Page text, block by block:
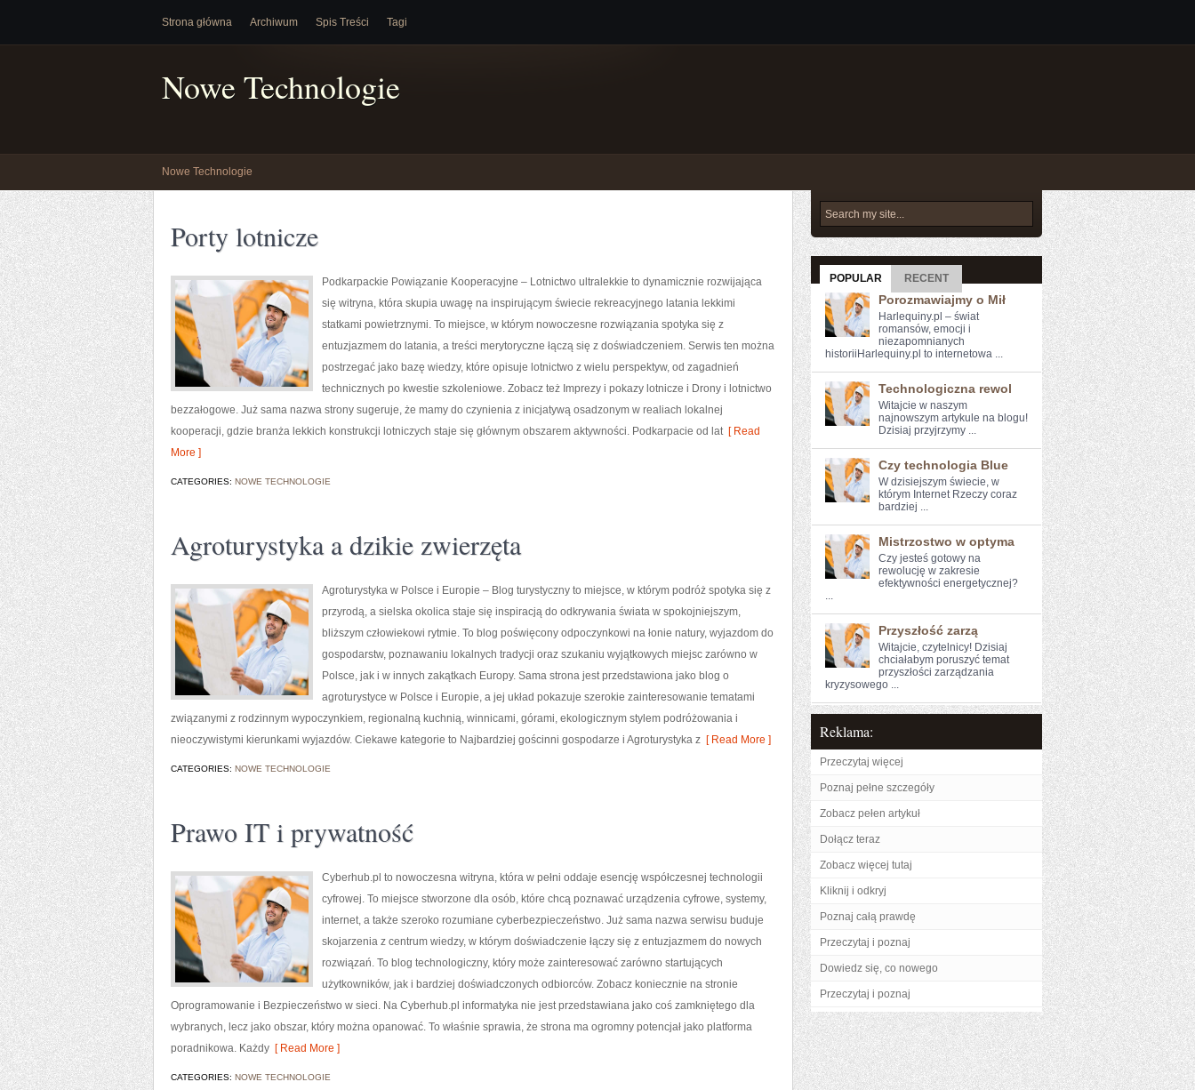
Strona główna Archiwum Spis Treści Tagi
Nowe Technologie
Nowe Technologie
Porty lotnicze
Podkarpackie Powiązanie Kooperacyjne – Lotnictwo ultralekkie to dynamicznie rozwijająca
się witryna, która skupia uwagę na inspirującym świecie rekreacyjnego latania lekkimi
statkami powietrznymi. To miejsce, w którym nowoczesne rozwiązania spotyka się z
entuzjazmem do latania, a treści merytoryczne łączą się z doświadczeniem. Serwis ten można
postrzegać jako bazę wiedzy, które opisuje lotnictwo z wielu perspektyw, od zagadnień
technicznych po kwestie szkoleniowe. Zobacz też Imprezy i pokazy lotnicze i Drony i lotnictwo
bezzałogowe. Już sama nazwa strony sugeruje, że mamy do czynienia z inicjatywą osadzonym w realiach lokalnej
kooperacji, gdzie branża lekkich konstrukcji lotniczych staje się głównym obszarem aktywności. Podkarpacie od lat[ Read
More ]
CATEGORIES: NOWE TECHNOLOGIE
Agroturystyka a dzikie zwierzęta
Agroturystyka w Polsce i Europie – Blog turystyczny to miejsce, w którym podróż spotyka się z
przyrodą, a sielska okolica staje się inspiracją do odkrywania świata w spokojniejszym,
bliższym człowiekowi rytmie. To blog poświęcony odpoczynkowi na łonie natury, wyjazdom do
gospodarstw, poznawaniu lokalnych tradycji oraz szukaniu wyjątkowych miejsc zarówno w
Polsce, jak i w innych zakątkach Europy. Sama strona jest przedstawiona jako blog o
agroturystyce w Polsce i Europie, a jej układ pokazuje szerokie zainteresowanie tematami
związanymi z rodzinnym wypoczynkiem, regionalną kuchnią, winnicami, górami, ekologicznym stylem podróżowania i
nieoczywistymi kierunkami wyjazdów. Ciekawe kategorie to Najbardziej gościnni gospodarze i Agroturystyka z [ Read More ]
CATEGORIES: NOWE TECHNOLOGIE
Prawo IT i prywatność
Cyberhub.pl to nowoczesna witryna, która w pełni oddaje esencję współczesnej technologii
cyfrowej. To miejsce stworzone dla osób, które chcą poznawać urządzenia cyfrowe, systemy,
internet, a także szeroko rozumiane cyberbezpieczeństwo. Już sama nazwa serwisu buduje
skojarzenia z centrum wiedzy, w którym doświadczenie łączy się z entuzjazmem do nowych
rozwiązań. To blog technologiczny, który może zainteresować zarówno startujących
użytkowników, jak i bardziej doświadczonych odbiorców. Zobacz koniecznie na stronie
Oprogramowanie i Bezpieczeństwo w sieci. Na Cyberhub.pl informatyka nie jest przedstawiana jako coś zamkniętego dla
wybranych, lecz jako obszar, który można opanować. To właśnie sprawia, że strona ma ogromny potencjał jako platforma
poradnikowa. Każdy [ Read More ]
CATEGORIES: NOWE TECHNOLOGIE
POPULAR RECENT
Porozmawiajmy o Mił
Harlequiny.pl – świat
romansów, emocji i
niezapomnianych
historiiHarlequiny.pl to internetowa ...
Technologiczna rewol
Witajcie ‌w naszym
najnowszym artykule na ⁢blogu!
Dzisiaj przyjrzymy ...
Czy technologia Blue
W dzisiejszym świecie, w
którym Internet Rzeczy coraz
bardziej ...
Mistrzostwo w optyma
Czy jesteś gotowy na
rewolucję w ‍zakresie
efektywności energetycznej?
...
Przyszłość zarzą
Witajcie, ⁢czytelnicy!⁣ Dzisiaj
chciałabym poruszyć‌ temat
przyszłości ‌zarządzania
⁢kryzysowego ...
Reklama:
Przeczytaj więcej
Poznaj pełne szczegóły
Zobacz pełen artykuł
Dołącz teraz
Zobacz więcej tutaj
Kliknij i odkryj
Poznaj całą prawdę
Przeczytaj i poznaj
Dowiedz się, co nowego
Przeczytaj i poznaj